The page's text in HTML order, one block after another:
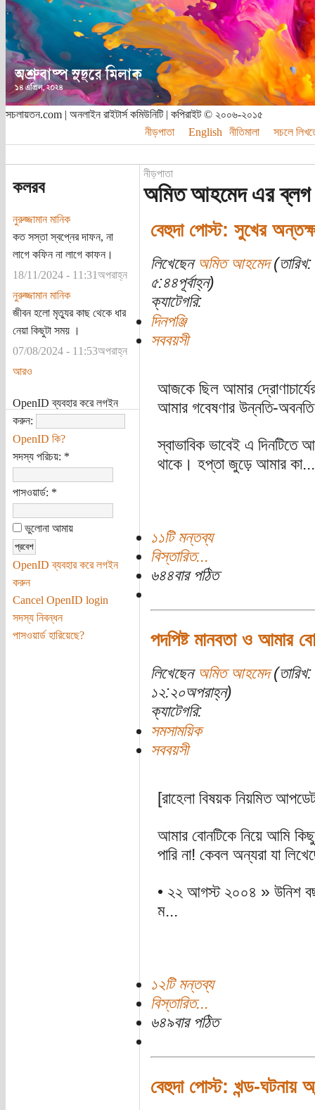
সচলায়তন.com | অনলাইন রাইটার্স কমিউনিটি | কপিরাইট © ২০০৬-২০১৫
নীড়পাতা
English নীতিমালা সচলে
কলরব
নুরুজ্জামান মানিক
কত সস্তা স্বপ্নের দাফন, না
লাগে কফিন না লাগে কাফন।
18/11/2024 - 11:31অপরাহ্ন
নুরুজ্জামান মানিক
জীবন হলো মৃত্যুর কাছ থেকে ধার
নেয়া কিছুটা সময় ।
07/08/2024 - 11:53অপরাহ্ন
আরও
OpenID ব্যবহার করে লগইন
করুন:
OpenID কি?
সদস্য পরিচয়: *
পাসওয়ার্ড: *
ভুলোনা আমায়
OpenID ব্যবহার করে লগইন
করুন
Cancel OpenID login
সদস্য নিবন্ধন
পাসওয়ার্ড হারিয়েছে?
নীড়পাতা
অমিত আহমেদ এর ব্লগ
বেহুদা পোস্ট: সুখের
লিখেছেন অমিত আহমেদ
৫:৪৪পূর্বাহ্ন)
ক্যাটেগরি:
দিনপঞ্জি
সববয়সী
আজকে ছিল আমার
আমার গবেষণার উন্নতি-
স্বাভাবিক ভাবেই এ দিনটিতে
থাকে। হপ্তা জুড়ে আমার কা...
১১টি মন্তব্য
বিস্তারিত...
৬৪৪বার পঠিত
পদপিষ্ট মানবতা ও আমার
লিখেছেন অমিত আহমেদ
১২:২০অপরাহ্ন)
ক্যাটেগরি:
সমসাময়িক
সববয়সী
[রাহেলা বিষয়ক নিয়মিত
আমার বোনটিকে নিয়ে আমি
পারি না! কেবল অন্যরা যা
• ২২ আগস্ট ২০০৪ » উনিশ
ম...
১২টি মন্তব্য
বিস্তারিত...
৬৪৯বার পঠিত
বেহুদা পোস্ট: খন্ড-ঘটনায়